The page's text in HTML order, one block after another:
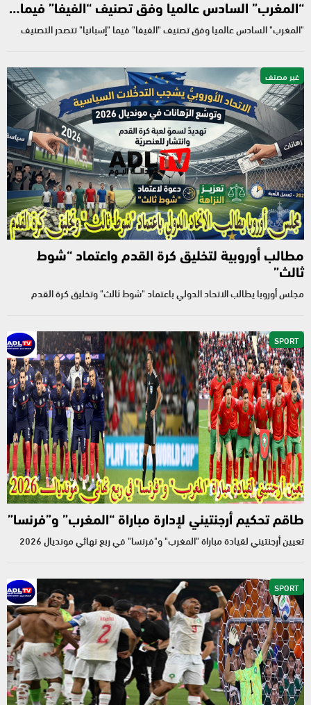
“المغرب” السادس عالميا وفق تصنيف “الفيفا” فيما…
"المغرب" السادس عالميا وفق تصنيف "الفيفا" فيما "إسبانيا" تتصدر التصنيف
غير مصنف
مطالب أوروبية لتخليق كرة القدم واعتماد “شوط
ثالث”
مجلس أوروبا يطالب الاتحاد الدولي باعتماد "شوط ثالث" وتخليق كرة القدم
SPORT
طاقم تحكيم أرجنتيني لإدارة مباراة “المغرب” و”فرنسا”
تعيين أرجنتيني لقيادة مباراة "المغرب" و"فرنسا" في ربع نهائي مونديال 2026
SPORT